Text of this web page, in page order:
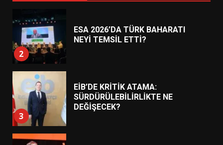
3
EİB’DE KRİTİK ATAMA:
SÜRDÜRÜLEBİLİRLİKTE NE
4
EDREMİT’İN GURURU TÜRKİYE
FİNALİNDE NE BAŞARDI?